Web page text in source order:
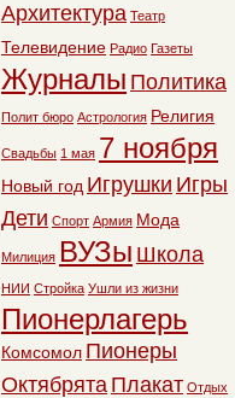
Архитектура Театр
Телевидение Радио Газеты
Журналы Политика
Полит бюро Астрология Религия
Свадьбы 1 мая 7 ноября
Новый год Игрушки Игры
Дети Спорт Армия Мода
Милиция ВУЗы Школа
НИИ Стройка Ушли из жизни
Пионерлагерь
Комсомол Пионеры
Октябрята Плакат Отдых